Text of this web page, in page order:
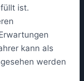
ist.
kann als
werden